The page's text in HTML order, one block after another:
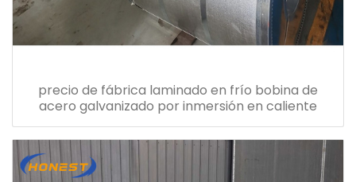
precio de fábrica laminado en frío bobina de
acero galvanizado por inmersión en caliente